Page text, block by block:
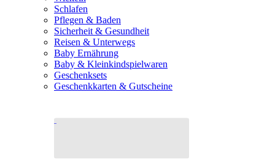
Schlafen
Pflegen & Baden
Sicherheit & Gesundheit
Reisen & Unterwegs
Baby Ernährung
Baby & Kleinkindspielwaren
Geschenksets
Geschenkkarten & Gutscheine